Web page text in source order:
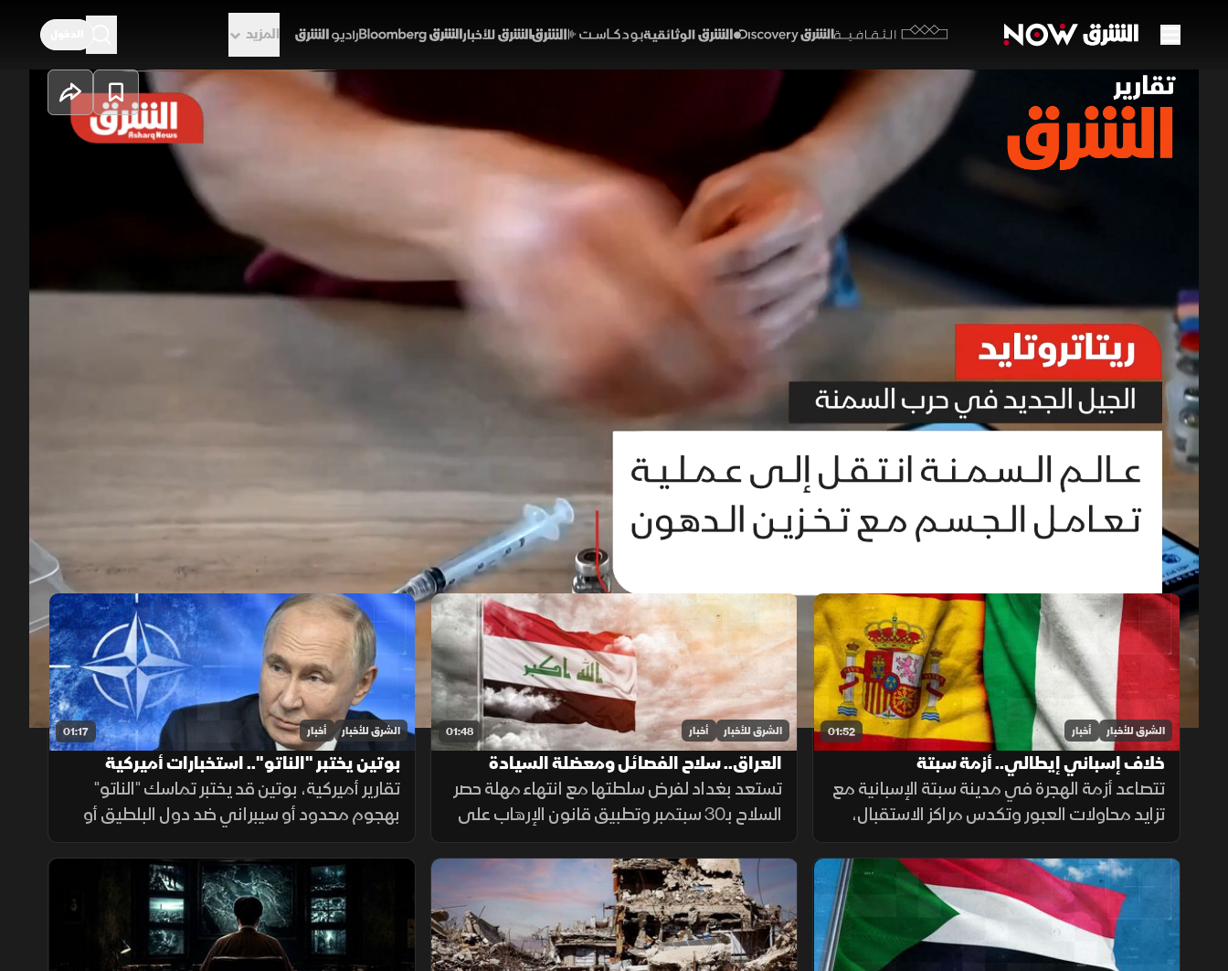
الثقافية
المزيد
00:12/02:13 1x auto
ريتاتروتايد.. الجيل الجديد في حرب السمنة
27 مايو 2026
تقارير الشرق
يشهد علاج السمنة تطورًا لافتًا مع ظهور ريتراترودايد الذي يستهدف مسارات بيولوجية متعددة للتحكم في
الشهية وحرق الطاقة، في محاولة لإعادة تشكيل طريقة تعامل الجسم مع الوزن، وسط نتائج أولية تشير إلى
فقدان ملحوظ للوزن وتحسن في مؤشرات صحية مهمة رغم استمرار الأبحاث والتجارب.
تقارير الشرق ألوان الشرق
حلقات الموسم 2026
01:52 الشرق للأخبار أخبار
خلاف إسباني إيطالي.. أزمة سبتة
تتصاعد أزمة الهجرة في مدينة سبتة الإسبانية مع
تزايد محاولات العبور وتكدس مراكز الاستقبال،
فيما تواصل السلطات ملاحقة شبكات التهريب
وسط تداعيات إنسانية وأمنية تمتد إلى الساحة
الأوروبية.
01:48 الشرق للأخبار أخبار
العراق.. سلاح الفصائل ومعضلة السيادة
تستعد بغداد لفرض سلطتها مع انتهاء مهلة حصر
السلاح بـ30 سبتمبر وتطبيق قانون الإرهاب على
المخالفين، وسط تجاوب فصائل وتسليم مقرها،
مقابل رفض أخرى كـ"كتائب حزب الله" لربطها
الملف بالصراع الإقليمي.
01:17 الشرق للأخبار أخبار
بوتين يختبر "الناتو".. استخبارات أميركية
تقارير أميركية، بوتين قد يختبر تماسك "الناتو"
بهجوم محدود أو سيبراني ضد دول البلطيق أو
بولندا للتشكيك بالمادة الـ5، في حال فشله
بتأمين مخرج يحفظ ماء الوجه بأوكرانيا خلال
السنوات القادمة.